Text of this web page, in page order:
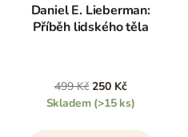
Daniel E. Lieberman:
Příběh lidského těla
499 Kč 250 Kč
Skladem (>15 ks)